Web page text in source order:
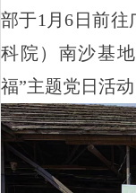
部于1 月6 日前
科院）南沙基
福”主题党日活动